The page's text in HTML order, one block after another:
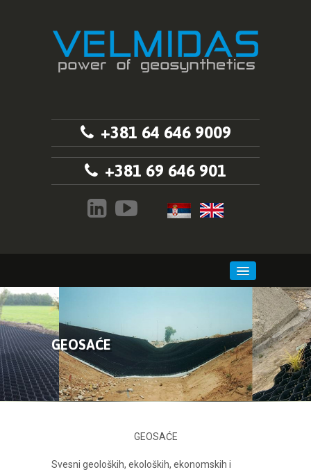
+381 64 646 9009
+381 69 646 901
O NAMA
PROIZVODI
KONTAKT
GEOSAĆE
GEOSAĆE
Svesni geoloških, ekoloških, ekonomskih i